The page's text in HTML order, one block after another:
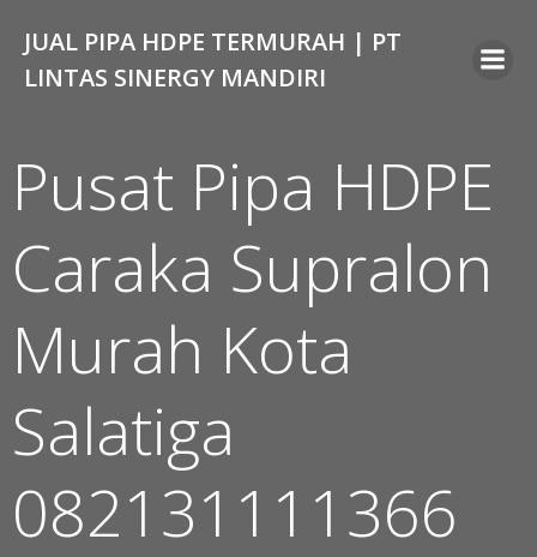
to
content
JUAL PIPA HDPE TERMURAH | PT
LINTAS SINERGY MANDIRI
Pusat Pipa HDPE
Caraka Supralon
Murah Kota
Salatiga
082131111366